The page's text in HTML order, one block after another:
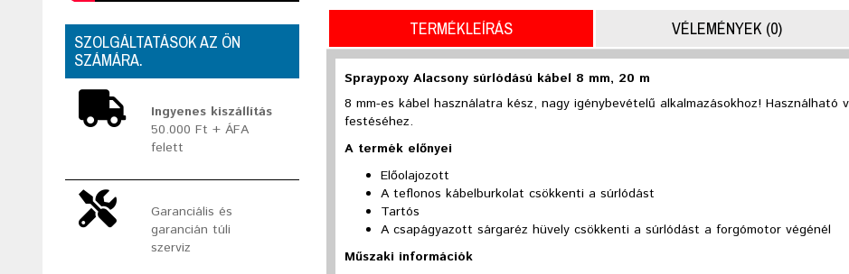
SZOLGÁLTATÁSOK AZ ÖN
SZÁMÁRA.
Ingyenes kiszállítás
50.000 Ft + ÁFA
felett
Garanciális és
garancián túli
szerviz
TERMÉKLEÍRÁS VÉLEMÉNYEK (0)
Spraypoxy Alacsony súrlódású kábel 8 mm, 20 m
8 mm-es kábel használatra kész, nagy igénybevételű alkalmazásokhoz!
festéséhez.
A termék előnyei
Előolajozott
A teflonos kábelburkolat csökkenti a súrlódást
Tartós
A csapágyazott sárgaréz hüvely csökkenti a súrlódást a forgómotor végénél
Műszaki információk